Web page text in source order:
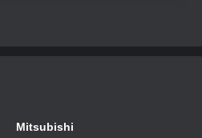
Mitsubishi